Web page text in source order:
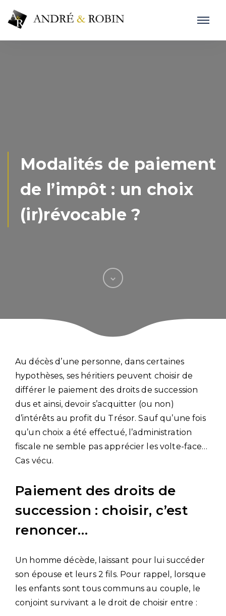
Modalités de paiement
de l’impôt : un choix
(ir)révocable ?
Au décès d’une personne, dans certaines
hypothèses, ses héritiers peuvent choisir de
différer le paiement des droits de succession
dus et ainsi, devoir s’acquitter (ou non)
d’intérêts au profit du Trésor. Sauf qu’une fois
qu’un choix a été effectué, l’administration
fiscale ne semble pas apprécier les volte-face…
Cas vécu.
Paiement des droits de
succession : choisir, c’est
renoncer…
Un homme décède, laissant pour lui succéder
son épouse et leurs 2 fils. Pour rappel, lorsque
les enfants sont tous communs au couple, le
conjoint survivant a le droit de choisir entre :